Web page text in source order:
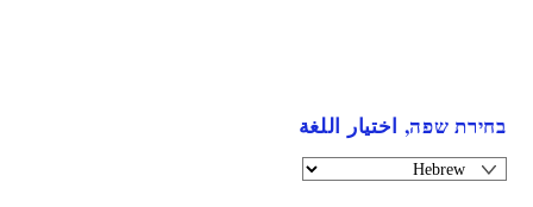
בחירת שפה, اختيار اللغة